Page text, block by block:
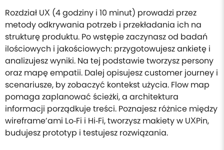
Rozdział UX (4 godziny i 10 minut) prowadzi przez
metody odkrywania potrzeb i przekładania ich na
strukturę produktu. Po wstępie zaczynasz od badań
ilościowych i jakościowych: przygotowujesz ankietę i
analizujesz wyniki. Na tej podstawie tworzysz persony
oraz mapę empatii. Dalej opisujesz customer journey i
scenariusze, by zobaczyć kontekst użycia. Flow map
pomaga zaplanować ścieżki, a architektura
informacji porządkuje treści. Poznajesz różnice między
wireframe’ami Lo‑Fi i Hi‑Fi, tworzysz makiety w UXPin,
budujesz prototyp i testujesz rozwiązania.